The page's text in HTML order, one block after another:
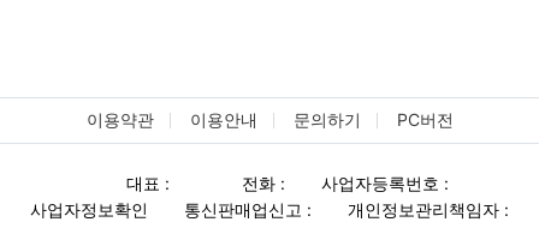
이용약관 이용안내 문의하기 PC버전
대표 : 전화 :
사업자등록번호 :
사업자정보확인
통신판매업신고 :
개인정보관리책임자 :